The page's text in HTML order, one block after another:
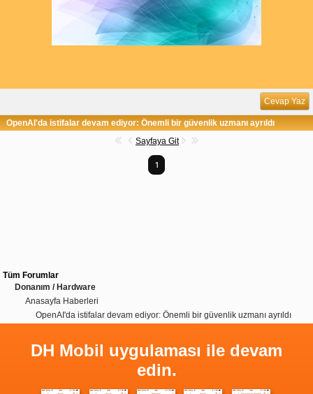
Cevap Yaz
OpenAI'da istifalar devam ediyor: Önemli bir güvenlik uzmanı ayrıldı
Sayfaya Git
1
Tüm Forumlar
Donanım / Hardware
Anasayfa Haberleri
OpenAI'da istifalar devam ediyor: Önemli bir güvenlik uzmanı ayrıldı
DH Mobil uygulaması ile devam
edin.